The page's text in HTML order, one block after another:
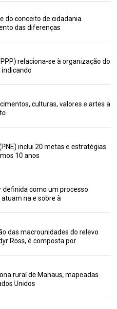
do conceito de cidadania
das diferenças
relaciona-se à organização do
indicando
culturas, valores e artes a
inclui 20 metas e estratégias
10 anos
como um processo
na e sobre à
das macrounidades do relevo
Ross, é composta por
rural de Manaus, mapeadas
Unidos